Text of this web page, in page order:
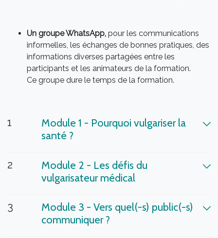
Un groupe WhatsApp, pour les communications
informelles, les échanges de bonnes pratiques, des
informations diverses partagées entre les
participants et les animateurs de la formation.
Ce groupe dure le temps de la formation.
1
Module 1 - Pourquoi vulgariser la
santé ?
2
Module 2 - Les défis du
vulgarisateur médical
3
Module 3 - Vers quel(-s) public(-s)
communiquer ?